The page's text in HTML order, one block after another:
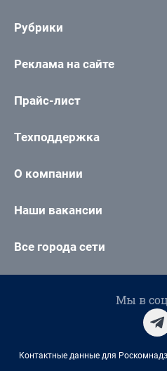
Рубрики
Реклама на сайте
Прайс-лист
Техподдержка
О компании
Наши вакансии
Все города сети
Мы в
Контактные данные для